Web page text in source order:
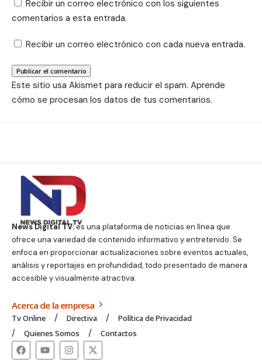
Recibir un correo electrónico con los siguientes
comentarios a esta entrada.
Recibir un correo electrónico con cada nueva entrada.
Este sitio usa Akismet para reducir el spam. Aprende
cómo se procesan los datos de tus comentarios.
News Digital TV:es una plataforma de noticias en línea que
ofrece una variedad de contenido informativo y entretenido. Se
enfoca en proporcionar actualizaciones sobre eventos actuales,
análisis y reportajes en profundidad, todo presentado de manera
accesible y visualmente atractiva.
Acerca de la empresa
Tv Online Directiva
Política de Privacidad
Quienes Somos
Contactos